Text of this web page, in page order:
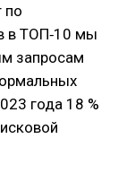
по
в ТОП‑10 мы
запросам
года 18 %